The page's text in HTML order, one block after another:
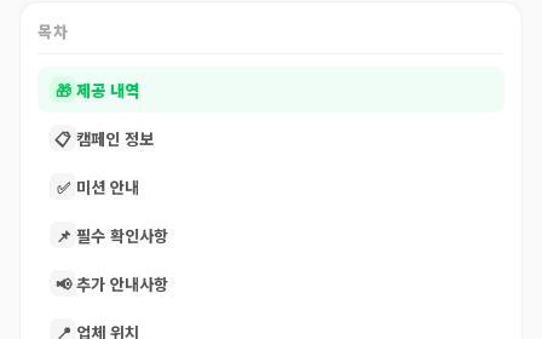
목차
🎁 제공 내역
📋 캠페인 정보
✅ 미션 안내
📌 필수 확인사항
📢 추가 안내사항
📍 업체 위치